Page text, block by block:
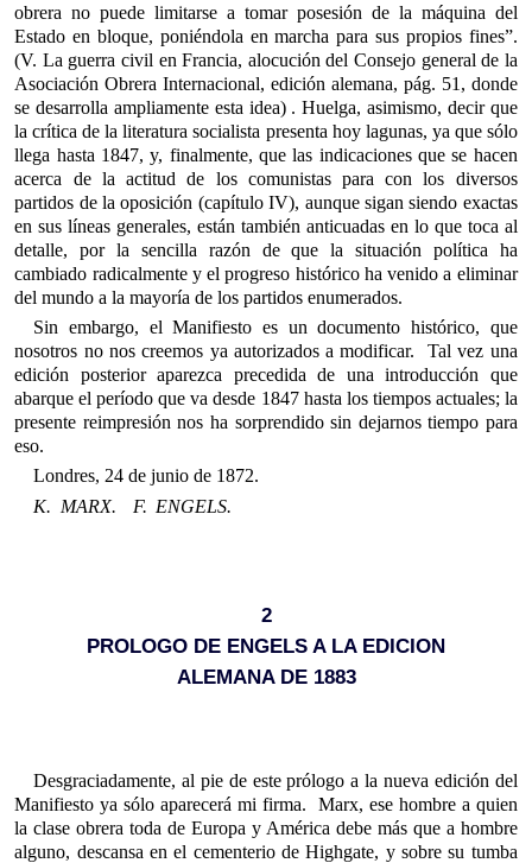
obrera no puede limitarse a tomar posesión de la máquina del
Estado en bloque, poniéndola en marcha para sus propios fines”.
(V. La guerra civil en Francia, alocución del Consejo general de la
Asociación Obrera Internacional, edición alemana, pág. 51, donde
se desarrolla ampliamente esta idea) . Huelga, asimismo, decir que
la crítica de la literatura socialista presenta hoy lagunas, ya que sólo
llega hasta 1847, y, finalmente, que las indicaciones que se hacen
acerca de la actitud de los comunistas para con los diversos
partidos de la oposición (capítulo IV), aunque sigan siendo exactas
en sus líneas generales, están también anticuadas en lo que toca al
detalle, por la sencilla razón de que la situación política ha
cambiado radicalmente y el progreso histórico ha venido a eliminar
del mundo a la mayoría de los partidos enumerados.
Sin embargo, el Manifiesto es un documento histórico, que
nosotros no nos creemos ya autorizados a modificar. Tal vez una
edición posterior aparezca precedida de una introducción que
abarque el período que va desde 1847 hasta los tiempos actuales; la
presente reimpresión nos ha sorprendido sin dejarnos tiempo para
eso.
Londres, 24 de junio de 1872.
K. MARX. F. ENGELS.
2
PROLOGO DE ENGELS A LA EDICION
ALEMANA DE 1883
Desgraciadamente, al pie de este prólogo a la nueva edición del
Manifiesto ya sólo aparecerá mi firma. Marx, ese hombre a quien
la clase obrera toda de Europa y América debe más que a hombre
alguno, descansa en el cementerio de Highgate, y sobre su tumba